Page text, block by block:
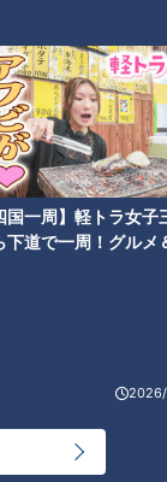
国一周】軽トラ女子
下道で一周！グルメ
“1泊300万円”！？
が390円！？名